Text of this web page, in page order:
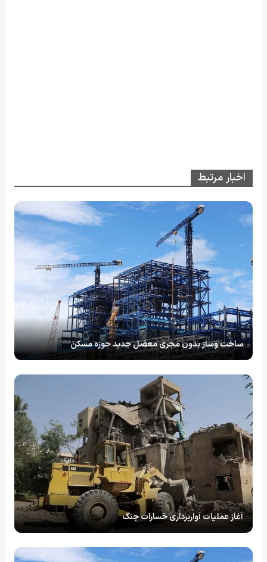
اخبار مرتبط
ساخت وساز بدون مجری معضل جدید حوزه مسکن
آغاز عملیات آواربرداری خسارات جنگ